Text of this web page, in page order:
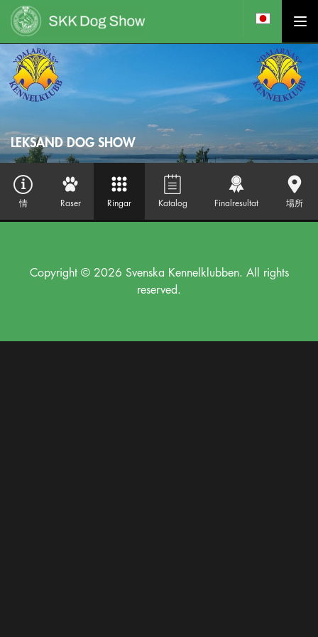
LEKSAND DOG SHOW
情 Raser Ringar Katalog Finalresultat 場所
Copyright © 2026 Svenska Kennelklubben. All rights
reserved.